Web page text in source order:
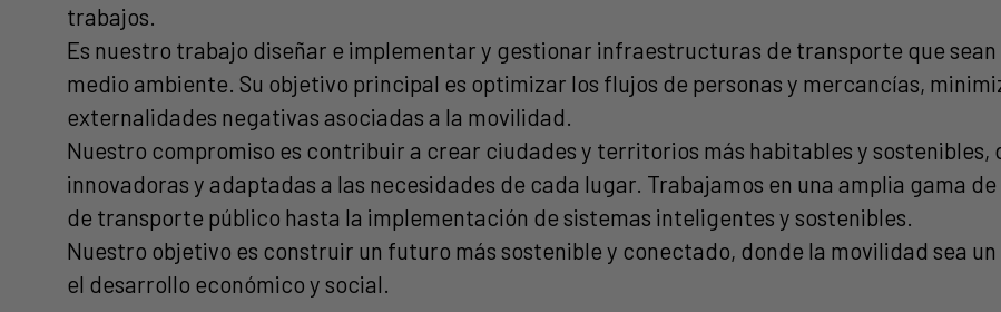
trabajos.
Es nuestro trabajo diseñar e implementar y gestionar infraestructuras de transporte que
medio ambiente. Su objetivo principal es optimizar los flujos de personas y mercancías,
externalidades negativas asociadas a la movilidad.
Nuestro compromiso es contribuir a crear ciudades y territorios más habitables y sostenibles,
innovadoras y adaptadas a las necesidades de cada lugar. Trabajamos en una amplia gama
de transporte público hasta la implementación de sistemas inteligentes y sostenibles.
Nuestro objetivo es construir un futuro más sostenible y conectado, donde la movilidad sea
el desarrollo económico y social.